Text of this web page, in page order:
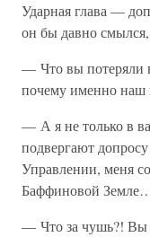
Ударная глава —
он бы давно
— Что вы потеряли
почему именно наш
— А я не только в
подвергают
Управлении, меня
Баффиновой
— Что за чушь?! Вы